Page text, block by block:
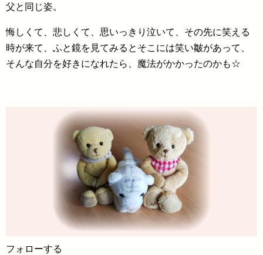
父と同じ姿。
悔しくて、悲しくて、思いっきり泣いて、その先に笑える
時が来て、ふと鏡を見てみるとそこには笑い皺があって、
そんな自分を好きになれたら、魔法がかかったのかも☆
フォローする